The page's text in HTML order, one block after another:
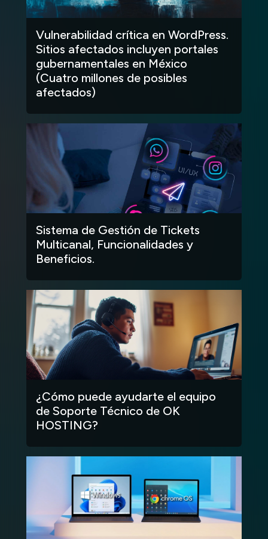
Vulnerabilidad crítica en WordPress.
Sitios afectados incluyen portales
gubernamentales en México
(Cuatro millones de posibles
afectados)
Sistema de Gestión de Tickets
Multicanal, Funcionalidades y
Beneficios.
¿Cómo puede ayudarte el equipo
de Soporte Técnico de OK
HOSTING?